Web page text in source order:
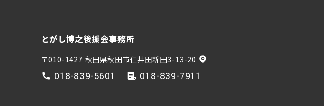
とがし博之後援会事務所
〒010-1427 秋田県秋田市仁井田新田3-13-20
018-839-5601 018-839-7911